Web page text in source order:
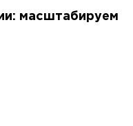
масштабируем